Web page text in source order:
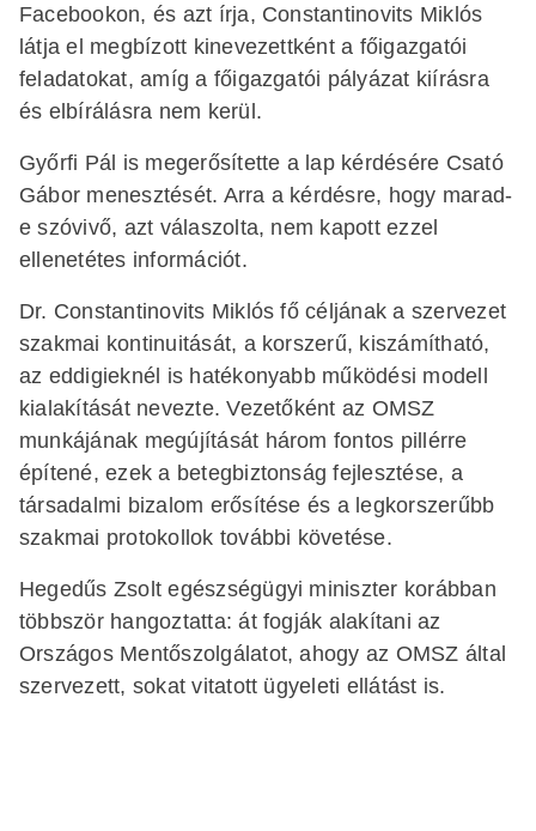
Facebookon, és azt írja, Constantinovits Miklós
látja el megbízott kinevezettként a főigazgatói
feladatokat, amíg a főigazgatói pályázat kiírásra
és elbírálásra nem kerül.
Győrfi Pál is megerősítette a lap kérdésére Csató
Gábor menesztését. Arra a kérdésre, hogy marad-
e szóvivő, azt válaszolta, nem kapott ezzel
ellenetétes információt.
Dr. Constantinovits Miklós fő céljának a szervezet
szakmai kontinuitását, a korszerű, kiszámítható,
az eddigieknél is hatékonyabb működési modell
kialakítását nevezte. Vezetőként az OMSZ
munkájának megújítását három fontos pillérre
építené, ezek a betegbiztonság fejlesztése, a
társadalmi bizalom erősítése és a legkorszerűbb
szakmai protokollok további követése.
Hegedűs Zsolt egészségügyi miniszter korábban
többször hangoztatta: át fogják alakítani az
Országos Mentőszolgálatot, ahogy az OMSZ által
szervezett, sokat vitatott ügyeleti ellátást is.